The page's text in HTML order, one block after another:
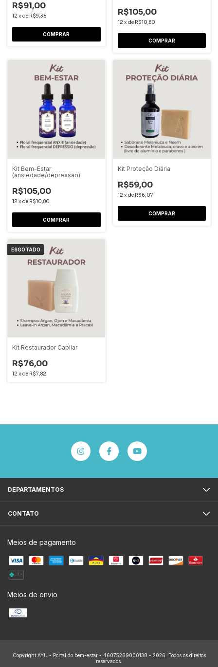
R$91,00
12 x de R$9,36 R$105,00
12 x de R$10,80
Kit Bem-Estar
(ansiedade/depressão)
R$105,00
12 x de R$10,80
Kit Proteção Diária
R$59,00
12 x de R$6,07
ESGOTADO
Kit Restaurador Capilar
R$76,00
12 x de R$7,82
DEPARTAMENTOS
CONTATO
Meios de pagamento
Meios de envio
Copyright AYU - Portal do bem-estar - 46075269000138 - 2026. Todos os direitos
reservados.